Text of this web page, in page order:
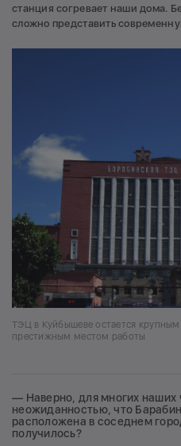
станция согревает наши дома.
сложно представить
ТЭЦ в Куйбышеве остается
престижным местом работы
— Наверно, для многих наших
неожиданностью, что
расположена в соседнем
получилось?